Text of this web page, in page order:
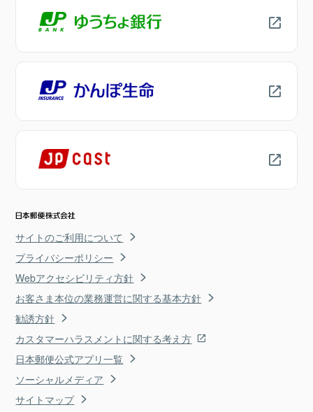
サイトのご利用について
プライバシーポリシー
Webアクセシビリティ方針
お客さま本位の業務運営に関する基本方針
勧誘方針
カスタマーハラスメントに関する考え方
日本郵便公式アプリ一覧
ソーシャルメディア
サイトマップ